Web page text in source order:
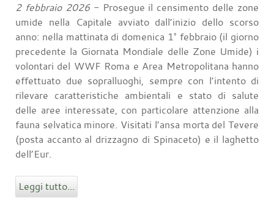
2 febbraio 2026- Prosegue il censimento delle zone
umide nella Capitale avviato dall’inizio dello scorso
anno: nella mattinata di domenica 1° febbraio (il giorno
precedente la Giornata Mondiale delle Zone Umide) i
volontari del WWF Roma e Area Metropolitana hanno
effettuato due sopralluoghi, sempre con l’intento di
rilevare caratteristiche ambientali e stato di salute
delle aree interessate, con particolare attenzione alla
fauna selvatica minore. Visitati l’ansa morta del Tevere
(posta accanto al drizzagno di Spinaceto) e il laghetto
dell’Eur.
Leggi tutto...